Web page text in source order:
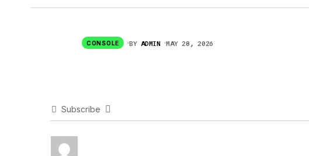
CONSOLE BY ADMIN MAY 28, 2026
Subscribe